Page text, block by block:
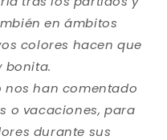
en ámbitos
colores hacen que
bonita.
nos han comentado
o vacaciones, para
durante sus